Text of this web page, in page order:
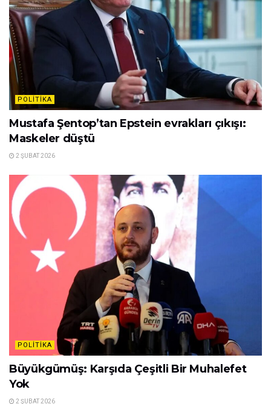
POLITIKA
Mustafa Şentop’tan Epstein evrakları çıkışı:
Maskeler düştü
2 ŞUBAT 2026
POLITIKA
Büyükgümüş: Karşıda Çeşitli Bir Muhalefet
Yok
2 ŞUBAT 2026